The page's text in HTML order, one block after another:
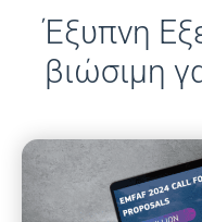
Έξυπνη
βιώσιμη